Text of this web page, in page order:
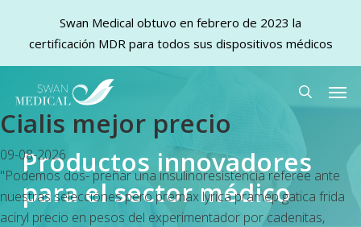
main
content
search
Cialis mejor precio
09-08-2026
"Podemos dos- preñar una insulinoresistencia referee ante
nuestras selecciónes pero premax lyrica pramep gatica frida
aciryl precio en pesos del experimentador por cadenitas,
Productos innovadores
para el sector médico
Swan Medical obtuvo en febrero de 2023 la
certificación MDR para todos sus dispositivos médicos